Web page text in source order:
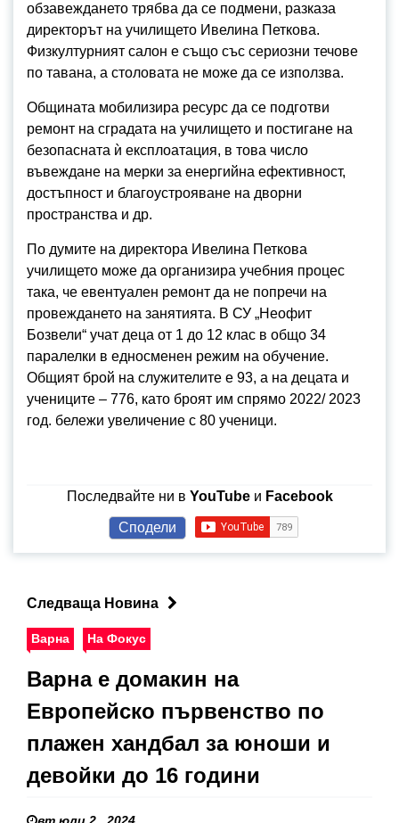
обзавеждането трябва да се подмени, разказа
директорът на училището Ивелина Петкова.
Физкултурният салон е също със сериозни течове
по тавана, а столовата не може да се използва.
Общината мобилизира ресурс да се подготви
ремонт на сградата на училището и постигане на
безопасната ѝ експлоатация, в това число
въвеждане на мерки за енергийна ефективност,
достъпност и благоустрояване на дворни
пространства и др.
По думите на директора Ивелина Петкова
училището може да организира учебния процес
така, че евентуален ремонт да не попречи на
провеждането на занятията. В СУ „Неофит
Бозвели“ учат деца от 1 до 12 клас в общо 34
паралелки в едносменен режим на обучение.
Общият брой на служителите е 93, а на децата и
учениците – 776, като броят им спрямо 2022/ 2023
год. бележи увеличение с 80 ученици.
Последвайте ни в YouTubeи Facebook
Сподели
Следваща Новина
Варна На Фокус
Варна е домакин на
Европейско първенство по
плажен хандбал за юноши и
девойки до 16 години